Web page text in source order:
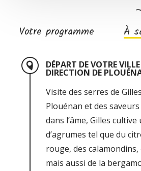
Votre programme À
DÉPART DE VOTRE
DIRECTION DE
Visite des serres de
Plouénan et des
dans l’âme, Gilles
d’agrumes tel que du
rouge, des
mais aussi de la